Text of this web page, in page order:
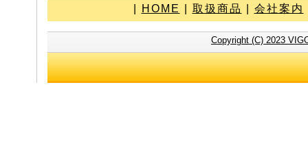
HOME 取扱商品 会社案内
Copyright (C) 2023